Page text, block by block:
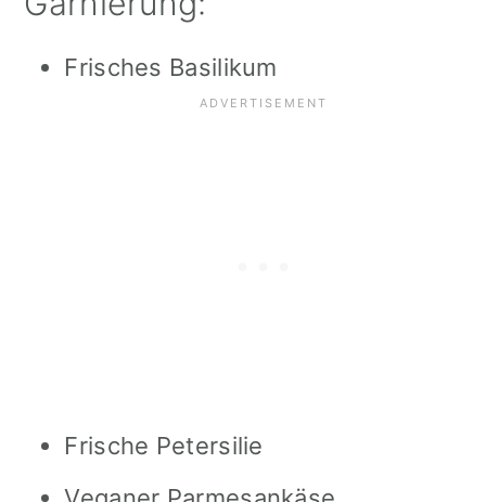
Frisches Basilikum
Frische Petersilie